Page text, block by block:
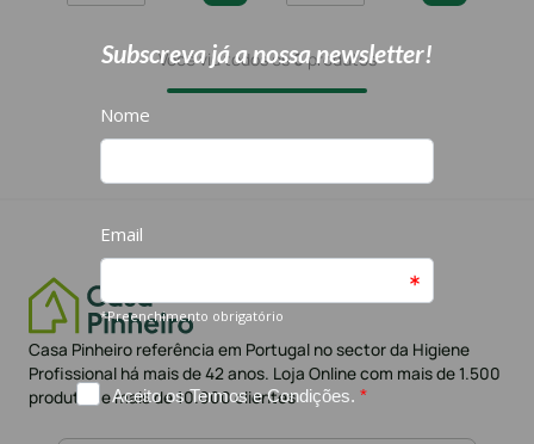
Você viu todos os6produtos
Casa Pinheiro referência em Portugal no sector da Higiene
Profissional há mais de 42 anos. Loja Online com mais de 1.500
produtos e mais de 10.000 clientes